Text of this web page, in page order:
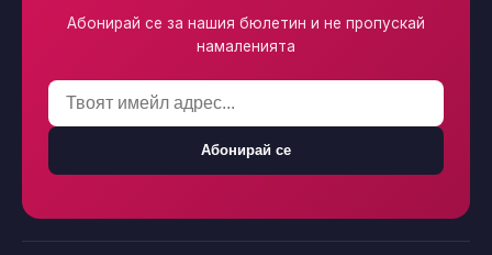
Абонирай се за нашия бюлетин и не пропускай
намаленията
Абонирай се